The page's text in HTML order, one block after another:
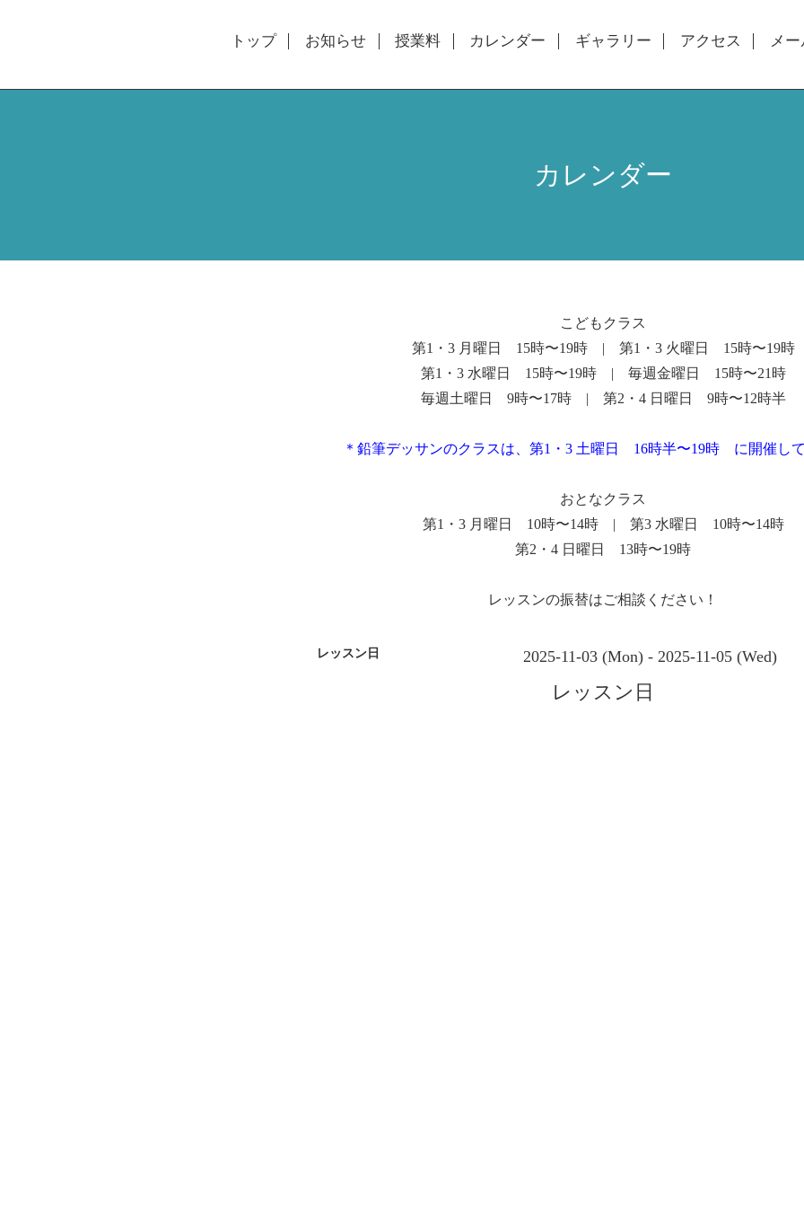
トップ お知らせ 授業料 カレンダー ギャラリー アクセス メ
カレンダー
こどもクラス
第1・3 月曜日 15時〜19時 | 第1・3 火曜日 15時〜19時
第1・3 水曜日 15時〜19時 | 毎週金曜日 15時〜21時
毎週土曜日 9時〜17時 | 第2・4 日曜日 9時〜12時半
＊鉛筆デッサンのクラスは、第1・3 土曜日 16時半〜19時 に開催し
おとなクラス
第1・3 月曜日 10時〜14時 | 第3 水曜日 10時〜14時
第2・4 日曜日 13時〜19時
レッスンの振替はご相談ください！
レッスン日 2025-11-03 (Mon) - 2025-11-05 (Wed)
レッスン日